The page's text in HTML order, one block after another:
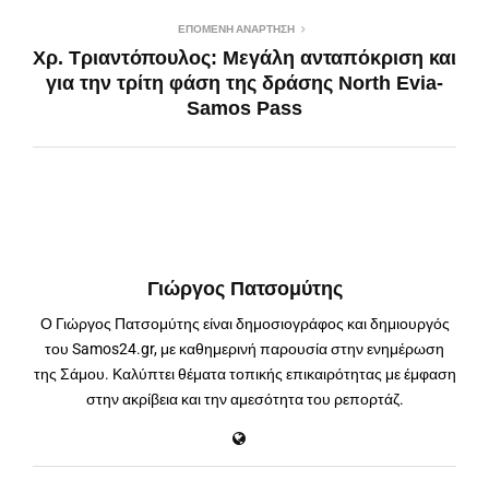
ΕΠΌΜΕΝΗ ΑΝΆΡΤΗΣΗ
Χρ. Τριαντόπουλος: Μεγάλη ανταπόκριση και
για την τρίτη φάση της δράσης North Evia-
Samos Pass
Γιώργος Πατσομύτης
Ο Γιώργος Πατσομύτης είναι δημοσιογράφος και δημιουργός
του Samos24.gr, με καθημερινή παρουσία στην ενημέρωση
της Σάμου. Καλύπτει θέματα τοπικής επικαιρότητας με έμφαση
στην ακρίβεια και την αμεσότητα του ρεπορτάζ.